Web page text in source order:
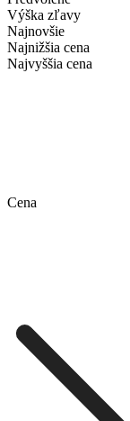
Výška zľavy
Najnovšie
Najnižšia cena
Najvyššia cena
Cena